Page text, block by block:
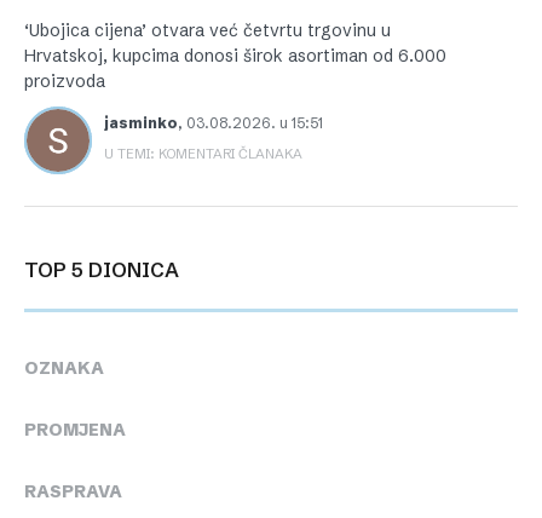
‘Ubojica cijena’ otvara već četvrtu trgovinu u
Hrvatskoj, kupcima donosi širok asortiman od 6.000
proizvoda
jasminko, 03.08.2026. u 15:51
U TEMI: KOMENTARI ČLANAKA
TOP 5 DIONICA
OZNAKA
PROMJENA
RASPRAVA